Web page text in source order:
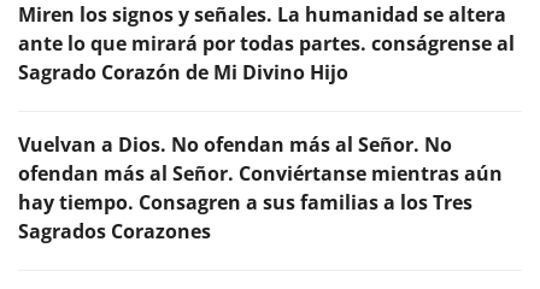
Miren los signos y señales. La humanidad se altera
ante lo que mirará por todas partes. conságrense al
Sagrado Corazón de Mi Divino Hijo
Vuelvan a Dios. No ofendan más al Señor. No
ofendan más al Señor. Conviértanse mientras aún
hay tiempo. Consagren a sus familias a los Tres
Sagrados Corazones